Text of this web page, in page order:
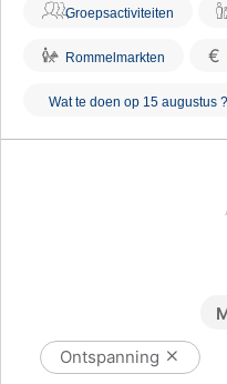
Groepsactiviteiten
Rommelmarkten €
Wat te doen op 15 augustus ?
Ontspanning